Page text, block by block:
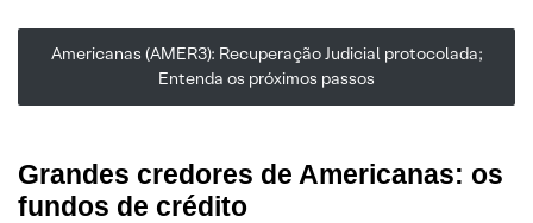
Americanas (AMER3): Recuperação Judicial protocolada;
Entenda os próximos passos
Grandes credores de Americanas: os
fundos de crédito